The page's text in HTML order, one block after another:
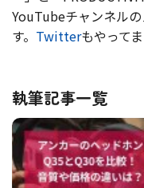
YouTubeチャンネル
す。 Twitterもやってま
執筆記事一覧